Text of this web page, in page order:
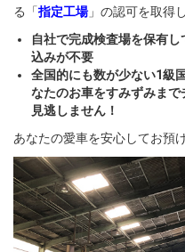
る「指定工場」の認可を取得
自社で完成検査場を保有
込みが不要
全国的にも数が少ない1級
なたのお車をすみずみま
見逃しません！
あなたの愛車を安心してお預